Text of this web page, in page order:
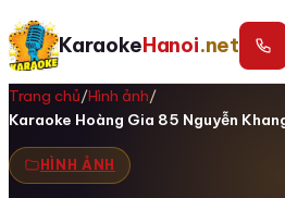
KaraokeHanoi.net
Trang chủ/Hình ảnh/
Karaoke Hoàng Gia 85 Nguyễn
HÌNH ẢNH